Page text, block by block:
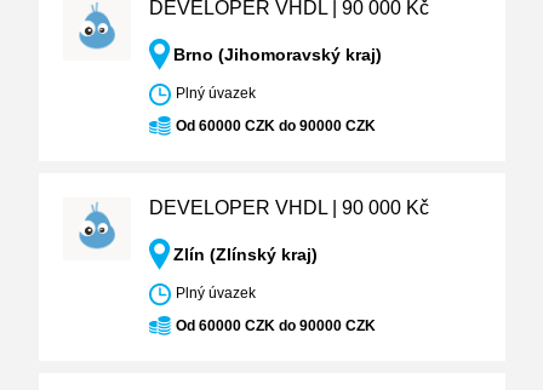
DEVELOPER VHDL | 90 000 Kč
Brno (Jihomoravský kraj)
Plný úvazek
Od 60000 CZK do 90000 CZK
DEVELOPER VHDL | 90 000 Kč
Zlín (Zlínský kraj)
Plný úvazek
Od 60000 CZK do 90000 CZK